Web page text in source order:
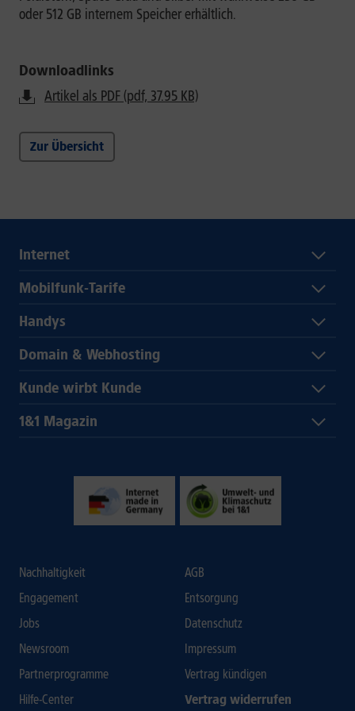
oder 512 GB internem Speicher erhältlich.
Downloadlinks
Artikel als PDF (pdf, 37.95 KB)
Zur Übersicht
Internet
Mobilfunk-Tarife
Handys
Domain & Webhosting
Kunde wirbt Kunde
1&1 Magazin
Nachhaltigkeit
Engagement
Jobs
Newsroom
Partnerprogramme
Hilfe-Center
AGB
Entsorgung
Datenschutz
Impressum
Vertrag kündigen
Vertrag widerrufen